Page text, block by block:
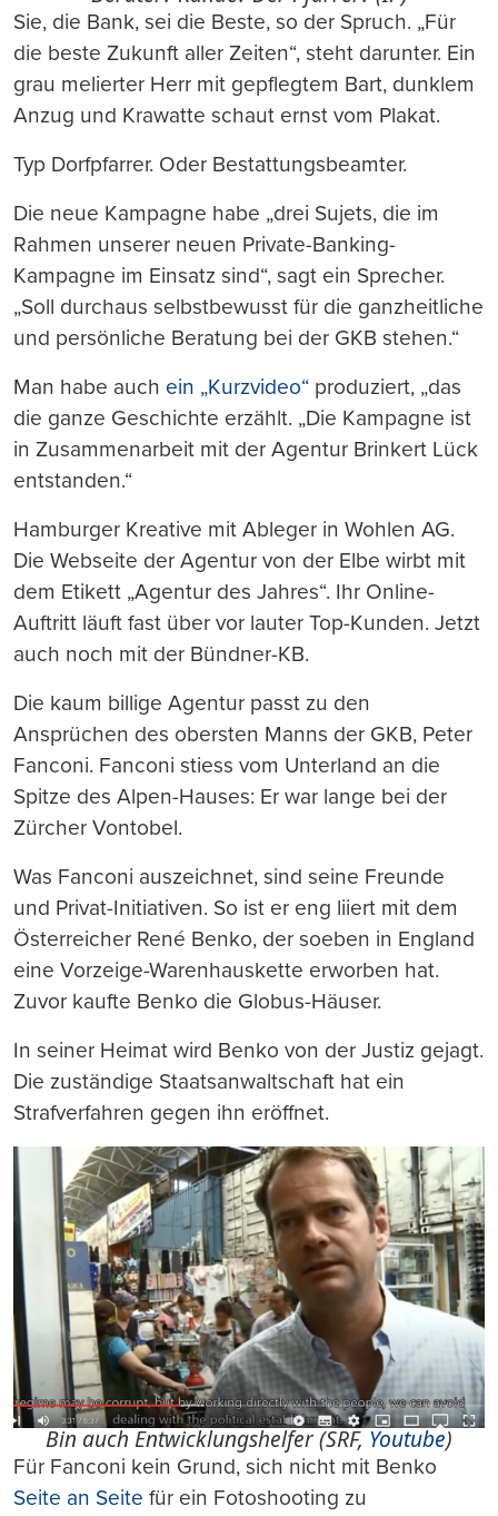
Sie, die Bank, sei die Beste, so der Spruch. „Für
die beste Zukunft aller Zeiten“, steht darunter. Ein
grau melierter Herr mit gepflegtem Bart, dunklem
Anzug und Krawatte schaut ernst vom Plakat.
Typ Dorfpfarrer. Oder Bestattungsbeamter.
Die neue Kampagne habe „drei Sujets, die im
Rahmen unserer neuen Private-Banking-
Kampagne im Einsatz sind“, sagt ein Sprecher.
„Soll durchaus selbstbewusst für die ganzheitliche
und persönliche Beratung bei der GKB stehen.“
Man habe auch ein „Kurzvideo“ produziert, „das
die ganze Geschichte erzählt. „Die Kampagne ist
in Zusammenarbeit mit der Agentur Brinkert Lück
entstanden.“
Hamburger Kreative mit Ableger in Wohlen AG.
Die Webseite der Agentur von der Elbe wirbt mit
dem Etikett „Agentur des Jahres“. Ihr Online-
Auftritt läuft fast über vor lauter Top-Kunden. Jetzt
auch noch mit der Bündner-KB.
Die kaum billige Agentur passt zu den
Ansprüchen des obersten Manns der GKB, Peter
Fanconi. Fanconi stiess vom Unterland an die
Spitze des Alpen-Hauses: Er war lange bei der
Zürcher Vontobel.
Was Fanconi auszeichnet, sind seine Freunde
und Privat-Initiativen. So ist er eng liiert mit dem
Österreicher René Benko, der soeben in England
eine Vorzeige-Warenhauskette erworben hat.
Zuvor kaufte Benko die Globus-Häuser.
In seiner Heimat wird Benko von der Justiz gejagt.
Die zuständige Staatsanwaltschaft hat ein
Strafverfahren gegen ihn eröffnet.
Bin auch Entwicklungshelfer (SRF, Youtube)
Für Fanconi kein Grund, sich nicht mit Benko
Seite an Seite für ein Fotoshooting zu